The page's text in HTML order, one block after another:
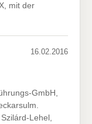
mit der
16.02.2016
GmbH,
Lehel,